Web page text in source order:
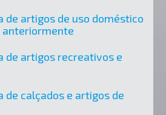
de artigos de uso doméstico
anteriormente
de artigos recreativos e
de calçados e artigos de